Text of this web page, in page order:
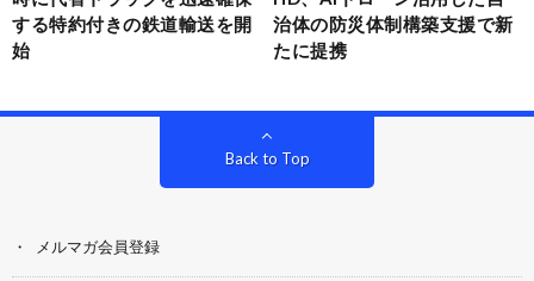
する特約付きの鉄道輸送を開
始
治体の防災体制構築支援で新
たに提携
Back to Top
メルマガ会員登録